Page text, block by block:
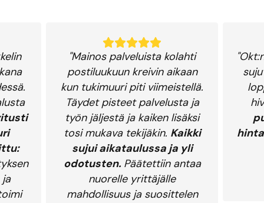
"Mainos palveluista kolahti
postiluukuun kreivin aikaan
kun tukimuuri piti viimeistellä.
Täydet pisteet palvelusta ja
työn jäljestä ja kaiken lisäksi
tosi mukava tekijäkin. Kaikki
sujui aikataulussa ja yli
odotusten. Päätettiin antaa
nuorelle yrittäjälle
mahdollisuus ja suosittelen